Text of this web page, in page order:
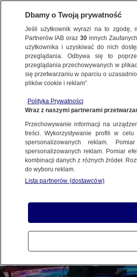
BIZNES
MOTO
Tak rosną ceny paliw
28.10.2023, 14:24
Udostępnij
Dbamy o Twoją prywatność
Jeśli użytkownik wyrazi na to zgodę,
Partnerów IAB oraz30 innych
użytkownika i uzyskiwać do nich
przeglądania. Odbywa się to
przeglądania przechowywanych w
się przetwarzaniu w oparciu o
plików cookie i reklam”.
Polityka Prywatności
Wraz z naszymi partnerami
Przechowywanie informacji na
treści. Wykorzystywanie profili w
spersonalizowanych reklam.
spersonalizowanych reklam. Pomiar
kombinacji danych z różnych źródeł.
do wyboru reklam.
Lista partnerów (dostawców)